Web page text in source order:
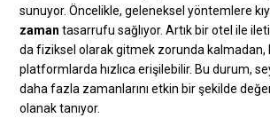
sunuyor. Öncelikle, geleneksel yöntemlere
zaman tasarrufu sağlıyor. Artık bir otel ile
da fiziksel olarak gitmek zorunda kalmadan,
platformlarda hızlıca erişilebilir. Bu durum,
daha fazla zamanlarını etkin bir şekilde
olanak tanıyor.